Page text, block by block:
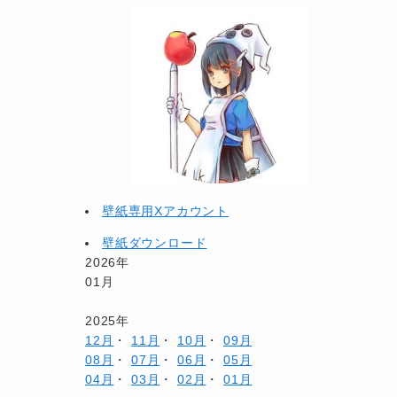
壁紙専用Xアカウント
壁紙ダウンロード
2026年
01月
2025年
12月 ・ 11月 ・ 10月 ・09月
08月 ・07月 ・06月 ・05月
04月 ・03月 ・02月 ・01月